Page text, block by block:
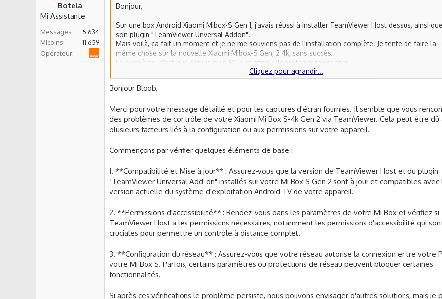
Botela
Mi Assistante
Messages
5 634
Micoins
11 659
Opérateur
Bonjour,
Sur une box Android Xiaomi Mibox-S Gen 1, j'avais réussi à installer TeamViewer Host dessus, ainsi que
son plugin "TeamViewer Unversal Addon".
Mais voilà, ça fait un moment et je ne me souviens pas de l'installation complète. Je tente de faire la
même chose sur la nouvelle Xiaomi Mibox-S Gen, 2 4k, sans succès.
Le problème, c'est que depuis mon PC sur: https://login.teamviewer.com
J'ai effectivement de visu l'écran TV où est branchée la Mibox-S Gen2, 4K, mais avec ma souris, aucune
action n'est possible, sauf que je peux cliquer sur les trois boutons de la barre bleue du bas, mais je ne
Et ce que je ne comprends pas, c'est que l'appareil que j'ai du mal à contrôler est dans la partie
d'appareil et pas là où sont tous les autres "Groupes"
Que manque t-il ? Dites-moi si vous avez besoin de captures supplémentaires .
https://i.postimg.cc/02DBLDdn/merdemerde.png
https://i.postimg.cc/htn5gv2B/merdemerde2.png
Merci d'avance.
Cliquez pour agrandir...
Bonjour Bloob,
Merci pour votre message détaillé et pour les captures d'écran fournies. Il semble que vous
des problèmes de contrôle de votre Xiaomi Mi Box S-4k Gen 2 via TeamViewer. Cela peut être dû
plusieurs facteurs liés à la configuration ou aux permissions sur votre appareil.
Commençons par vérifier quelques éléments de base :
1. **Compatibilité et Mise à jour** : Assurez-vous que la version de TeamViewer Host et du plugin
"TeamViewer Universal Add-on" installés sur votre Mi Box S Gen 2 sont à jour et compatibles avec
version actuelle du système d'exploitation Android TV de votre appareil.
2. **Permissions d'accessibilité** : Rendez-vous dans les paramètres de votre Mi Box et vérifiez si
TeamViewer Host a les permissions nécessaires, notamment les permissions d'accessibilité qui
cruciales pour permettre un contrôle à distance complet.
3. **Configuration du réseau** : Assurez-vous que votre réseau autorise la connexion entre votre
votre Mi Box S. Parfois, certains paramètres ou protections de réseau peuvent bloquer certaines
fonctionnalités.
Si après ces vérifications le problème persiste, nous pouvons envisager d'autres solutions, mais je